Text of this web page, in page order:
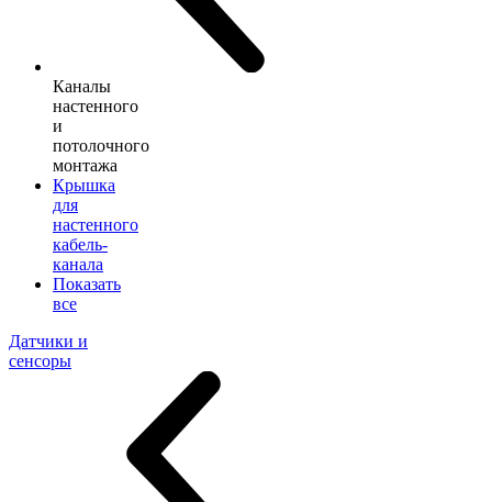
Каналы
настенного
и
потолочного
монтажа
Крышка
для
настенного
кабель-
канала
Показать
все
Датчики и
сенсоры